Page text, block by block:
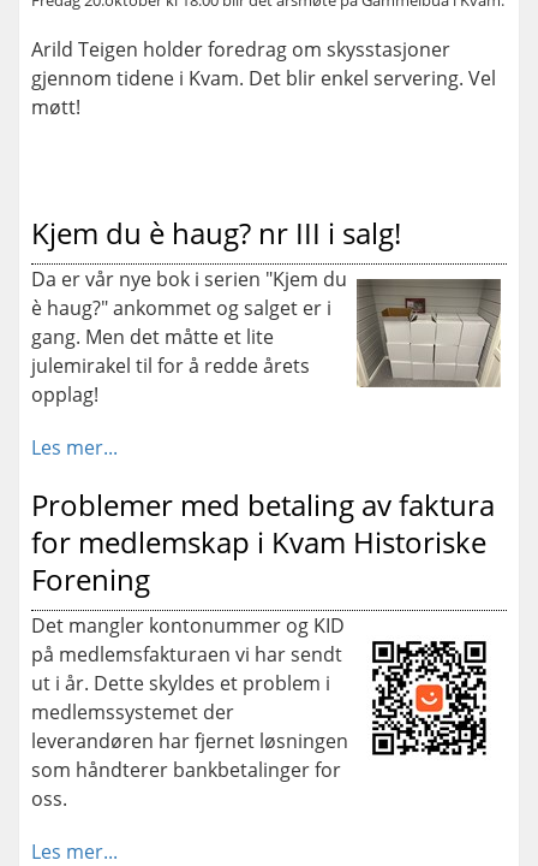
Arild Teigen holder foredrag om skysstasjoner
gjennom tidene i Kvam. Det blir enkel servering. Vel
møtt!
Kjem du è haug? nr III i salg!
Da er vår nye bok i serien "Kjem du
è haug?" ankommet og salget er i
gang. Men det måtte et lite
julemirakel til for å redde årets
opplag!
Les mer...
Problemer med betaling av faktura
for medlemskap i Kvam Historiske
Forening
Det mangler kontonummer og KID
på medlemsfakturaen vi har sendt
ut i år. Dette skyldes et problem i
medlemssystemet der
leverandøren har fjernet løsningen
som håndterer bankbetalinger for
oss.
Les mer...